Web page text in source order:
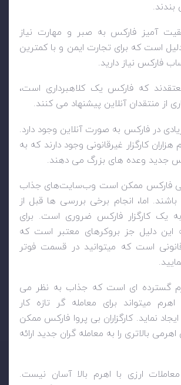
آمیز فارکس به صبر و مهارت نیاز
است که برای تجارت ایمن و با کمترین
فارکس نیاز دارید.
که فارکس یک کلاهبرداری است،
از منتقدان آنلاین پیشنهاد می کنند.
در فارکس به صورت آنلاین وجود دارد.
کارگزار غیرقانونی وجود دارند که به
جدید وعده های بزرگ می دهند.
فارکس ممکن است وب‌سایت‌های جذاب
اما، انجام برخی بررسی ها قبل از
یک کارگزار فارکس ضروری است. برای
این دلیل جز بروکرهای معتبر است که
است که میتوانید در قسمت فوتر
گسترده ای است که جذاب به نظر می
میتواند برای معامله گر تازه کار
نماید. کارگزاران بی پروا فارکس ممکن
بالاتری را به معامله گران جدید ارائه
ارزی با اهرم بالا آسان نیست.